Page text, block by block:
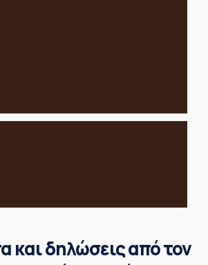
και δηλώσεις από τον